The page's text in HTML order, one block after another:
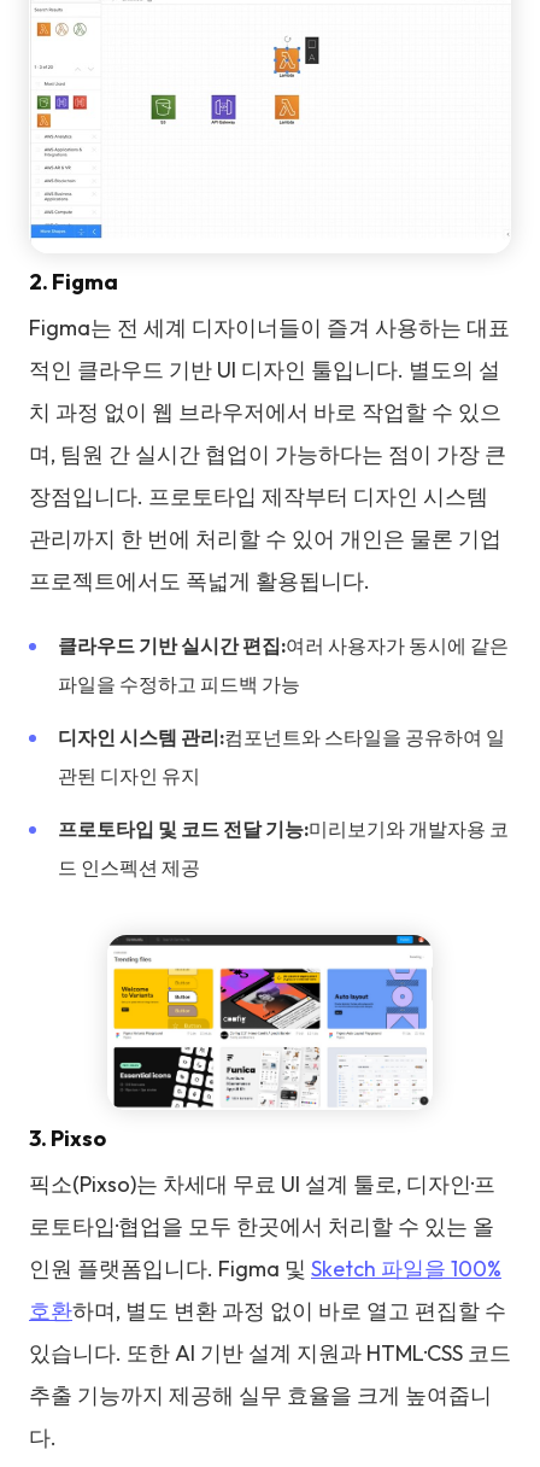
2. Figma
Figma는 전 세계 디자이너들이 즐겨 사용하는 대표
적인 클라우드 기반 UI 디자인 툴입니다. 별도의 설
치 과정 없이 웹 브라우저에서 바로 작업할 수 있으
며, 팀원 간 실시간 협업이 가능하다는 점이 가장 큰
장점입니다. 프로토타입 제작부터 디자인 시스템
관리까지 한 번에 처리할 수 있어 개인은 물론 기업
프로젝트에서도 폭넓게 활용됩니다.
클라우드 기반 실시간 편집:여러 사용자가 동시에 같은
파일을 수정하고 피드백 가능
디자인 시스템 관리:컴포넌트와 스타일을 공유하여 일
관된 디자인 유지
프로토타입 및 코드 전달 기능:미리보기와 개발자용 코
드 인스펙션 제공
3. Pixso
픽소(Pixso)는 차세대 무료 UI 설계 툴로, 디자인·프
로토타입·협업을 모두 한곳에서 처리할 수 있는 올
인원 플랫폼입니다. Figma 및 Sketch 파일을 100%
호환하며, 별도 변환 과정 없이 바로 열고 편집할 수
있습니다. 또한 AI 기반 설계 지원과 HTML·CSS 코드
추출 기능까지 제공해 실무 효율을 크게 높여줍니
다.